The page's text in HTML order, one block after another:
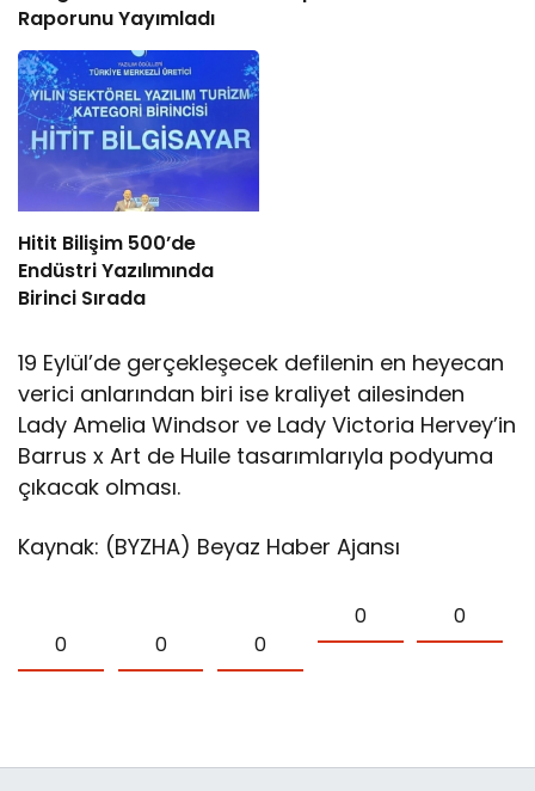
Raporunu Yayımladı
Hitit Bilişim 500’de
Endüstri Yazılımında
Birinci Sırada
19 Eylül’de gerçekleşecek defilenin en heyecan
verici anlarından biri ise kraliyet ailesinden
Lady Amelia Windsor ve Lady Victoria Hervey’in
Barrus x Art de Huile tasarımlarıyla podyuma
çıkacak olması.
Kaynak: (BYZHA) Beyaz Haber Ajansı
0 0 0
0 0